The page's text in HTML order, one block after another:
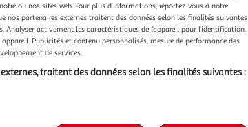
ou nos sites web. Pour plus d’informations, reportez-vous à notre
nos partenaires externes traitent des données selon les finalités suivantes
Analyser activement les caractéristiques de l’appareil pour l’identification.
Publicités et contenu personnalisés, mesure de performance des
de services.
traitent des données selon les finalités suivantes :